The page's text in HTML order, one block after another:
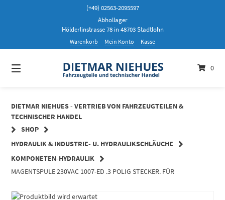
(+49) 02563-2095597
Abhollager
Hölderlinstrasse 78 in 48703 Stadtlohn
Warenkorb Mein Konto Kasse
0
DIETMAR NIEHUES - VERTRIEB VON FAHRZEUGTEILEN &
TECHNISCHER HANDEL
SHOP
HYDRAULIK & INDUSTRIE- U. HYDRAULIKSCHLÄUCHE
KOMPONETEN-HYDRAULIK
MAGENTSPULE 230VAC 1007-ED .3 POLIG STECKER. FÜR